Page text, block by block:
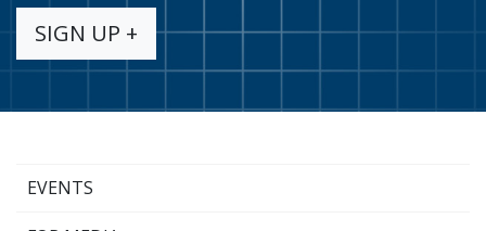
SIGN UP +
EVENTS